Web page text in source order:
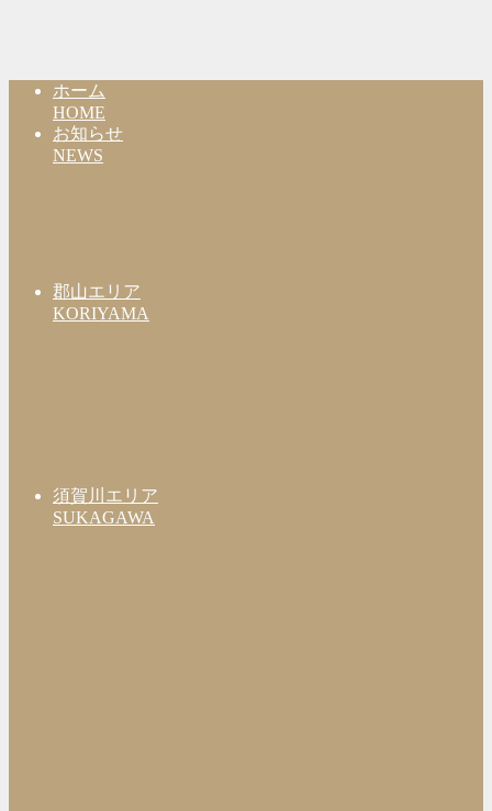
ホーム
HOME
お知らせ
NEWS
郡山エリア
KORIYAMA
須賀川エリア
SUKAGAWA